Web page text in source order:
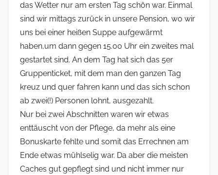
das Wetter nur am ersten Tag schön war. Einmal
sind wir mittags zurück in unsere Pension, wo wir
uns bei einer heißen Suppe aufgewärmt
haben,um dann gegen 15.00 Uhr ein zweites mal
gestartet sind. An dem Tag hat sich das 5er
Gruppenticket, mit dem man den ganzen Tag
kreuz und quer fahren kann und das sich schon
ab zwei(!) Personen lohnt, ausgezahlt.
Nur bei zwei Abschnitten waren wir etwas
enttäuscht von der Pflege, da mehr als eine
Bonuskarte fehlte und somit das Errechnen am
Ende etwas mühlselig war. Da aber die meisten
Caches gut gepflegt sind und nicht immer nur